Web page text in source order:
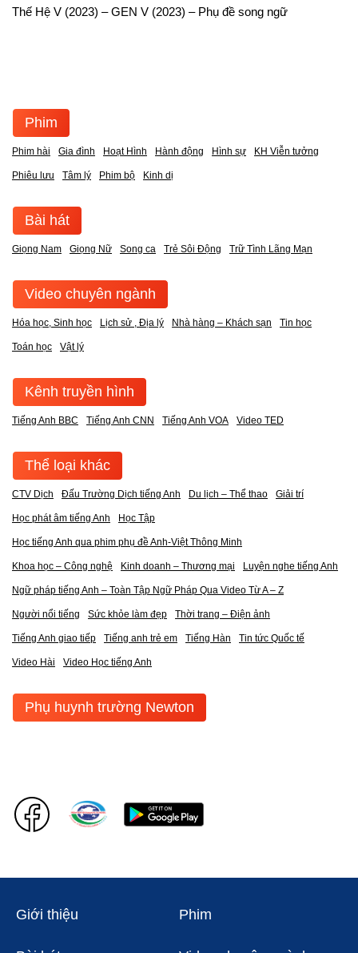
Thế Hệ V (2023) – GEN V (2023) – Phụ đề song ngữ
Phim
Phim hài Gia đình Hoạt Hình Hành động Hình sự KH Viễn tưởng
Phiêu lưu Tâm lý Phim bộ Kinh dị
Bài hát
Giọng Nam Giọng Nữ Song ca Trẻ Sôi Động Trữ Tình Lãng Mạn
Video chuyên ngành
Hóa học, Sinh học Lịch sử , Địa lý Nhà hàng – Khách sạn Tin học
Toán học Vật lý
Kênh truyền hình
Tiếng Anh BBC Tiếng Anh CNN Tiếng Anh VOA Video TED
Thể loại khác
CTV Dịch Đấu Trường Dịch tiếng Anh Du lịch – Thể thao Giải trí
Học phát âm tiếng Anh Học Tập
Học tiếng Anh qua phim phụ đề Anh-Việt Thông Minh
Khoa học – Công nghệ Kinh doanh – Thương mại Luyện nghe tiếng Anh
Ngữ pháp tiếng Anh – Toàn Tập Ngữ Pháp Qua Video Từ A – Z
Người nổi tiếng Sức khỏe làm đẹp Thời trang – Điện ảnh
Tiếng Anh giao tiếp Tiếng anh trẻ em Tiếng Hàn Tin tức Quốc tế
Video Hài Video Học tiếng Anh
Phụ huynh trường Newton
Giới thiệu Phim